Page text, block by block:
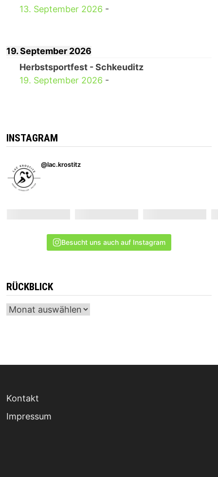
13. September 2026 -
19. September 2026
Herbstsportfest - Schkeuditz
19. September 2026 -
INSTAGRAM
@lac.krostitz
Besucht uns auch auf Instagram
RÜCKBLICK
Archiv
Kontakt
Impressum